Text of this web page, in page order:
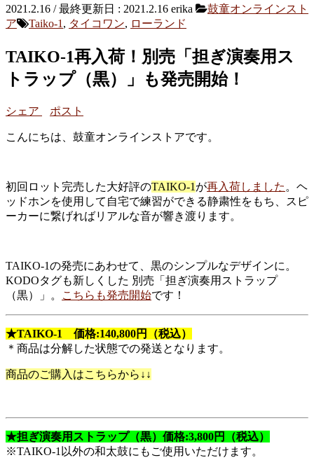
2021.2.16 / 最終更新日 : 2021.2.16 erika
鼓童オンラインスト
ア
Taiko-1 , タイコワン, ローランド
TAIKO-1再入荷！別売「担ぎ演奏用ス
トラップ（黒）」も発売開始！
シェア ポスト
こんにちは、鼓童オンラインストアです。
初回ロット完売した大好評のTAIKO-1 が再入荷しました 。ヘ
ッドホンを使用して自宅で練習ができる静粛性をもち、スピ
ーカーに繋げればリアルな音が響き渡ります。
TAIKO-1の発売にあわせて、黒のシンプルなデザインに。
KODOタグも新しくした 別売「担ぎ演奏用ストラップ
（黒）」。
こちらも発売開始です！
★TAIKO-1 価格:140,800円（税込）
＊商品は分解した状態での発送となります。
商品のご購入はこちらから↓↓
★担ぎ演奏用ストラップ（黒）価格:3,800円（税込）
※TAIKO-1以外の和太鼓にもご使用いただけます。